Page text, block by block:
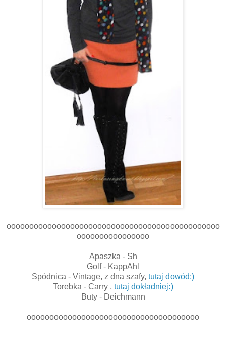
ooooooooooooooooooooooooooooooooooooooooooooooo
oooooooooooooooo
Apaszka - Sh
Golf - KappAhl
Spódnica - Vintage, z dna szafy, tutaj dowód;)
Torebka - Carry , tutaj dokładniej:)
Buty - Deichmann
oooooooooooooooooooooooooooooooooooooo